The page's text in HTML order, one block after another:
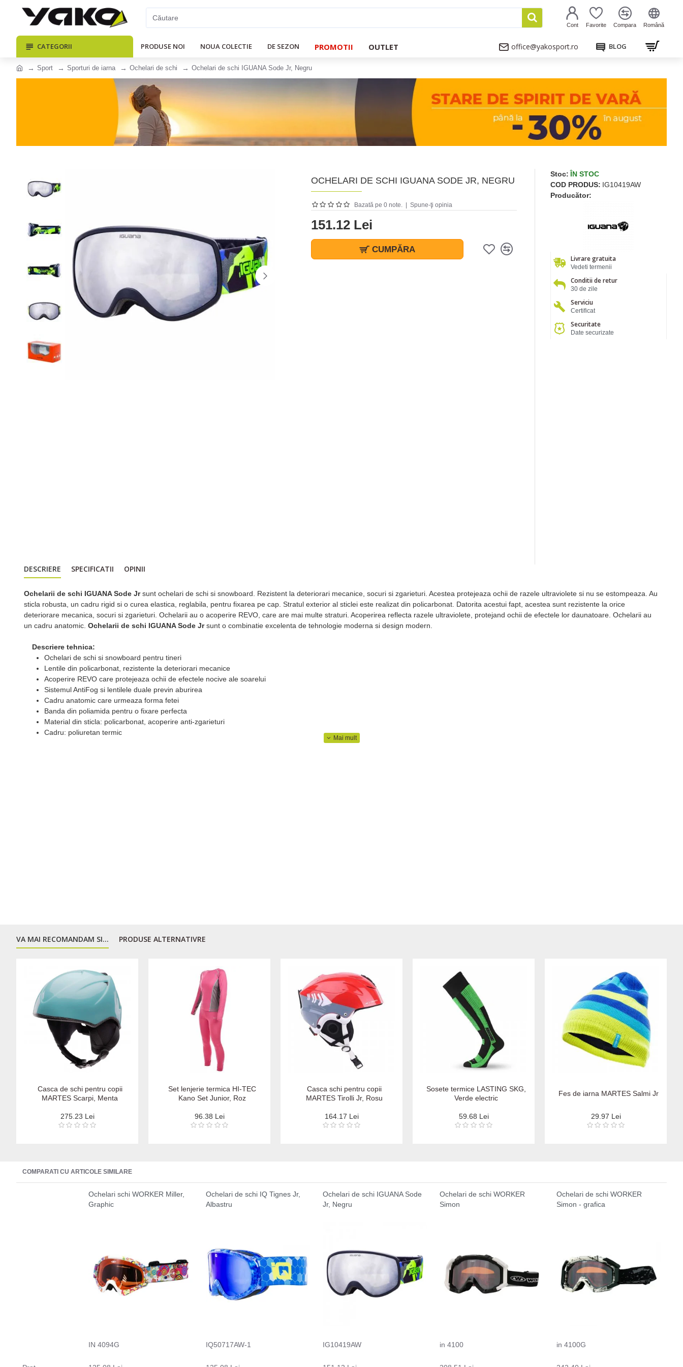
Cont Favorite Compara Română
CATEGORII PRODUSE NOI NOUA COLECTIE DE SEZON PROMOTII OUTLET office@yakosport.ro BLOG
Sport Sporturi de iarna Ochelari de schi Ochelari de schi IGUANA Sode Jr, Negru
OCHELARI DE SCHI IGUANA SODE JR, NEGRU
Bazată pe 0 note. Spune-ţi opinia
151.12 Lei
CUMPĂRA
Stoc: ÎN STOC
COD PRODUS: IG10419AW
Producător:
Livrare gratuita
Vedeti termenii
Conditii de retur
30 de zile
Serviciu
Certificat
Securitate
Date securizate
DESCRIERE SPECIFICATII OPINII
Ochelarii de schi IGUANA Sode Jrsunt ochelari de schi si snowboard. Rezistent la deteriorari mecanice, socuri si zgarieturi. Acestea protejeaza ochii de razele ultraviolete si nu se estompeaza. Au
sticla robusta, un cadru rigid si o curea elastica, reglabila, pentru fixarea pe cap. Stratul exterior al sticlei este realizat din policarbonat. Datorita acestui fapt, acestea sunt rezistente la orice
deteriorare mecanica, socuri si zgarieturi. Ochelarii au o acoperire REVO, care are mai multe straturi. Acoperirea reflecta razele ultraviolete, protejand ochii de efectele lor daunatoare. Ochelarii au
un cadru anatomic. Ochelarii de schi IGUANA Sode Jrsunt o combinatie excelenta de tehnologie moderna si design modern.
Descriere tehnica:
Ochelari de schi si snowboard pentru tineri
Lentile din policarbonat, rezistente la deteriorari mecanice
Acoperire REVO care protejeaza ochii de efectele nocive ale soarelui
Sistemul AntiFog si lentilele duale previn aburirea
Cadru anatomic care urmeaza forma fetei
Banda din poliamida pentru o fixare perfecta
Material din sticla: policarbonat, acoperire anti-zgarieturi
Cadru: poliuretan termic
VA MAI RECOMANDAM SI... PRODUSE ALTERNATIVRE
Casca de schi pentru copii
MARTES Scarpi, Menta
275.23 Lei
Set lenjerie termica HI-TEC
Kano Set Junior, Roz
96.38 Lei
Casca schi pentru copii
MARTES Tirolli Jr, Rosu
164.17 Lei
Sosete termice LASTING SKG,
Verde electric
59.68 Lei
Fes de iarna MARTES Salmi Jr
29.97 Lei
COMPARATI CU ARTICOLE SIMILARE
Ochelari schi WORKER Miller,
Graphic
Ochelari de schi IQ Tignes Jr,
Albastru
Ochelari de schi IGUANA Sode
Jr, Negru
Ochelari de schi WORKER
Simon
Ochelari de schi WORKER
Simon - grafica
IN 4094G IQ50717AW-1 IG10419AW in 4100 in 4100G